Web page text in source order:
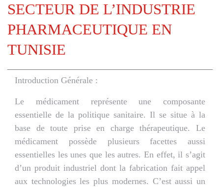
SECTEUR DE L’INDUSTRIE
PHARMACEUTIQUE EN
TUNISIE
Introduction Générale :
Le médicament représente une composante
essentielle de la politique sanitaire. Il se situe à la
base de toute prise en charge thérapeutique. Le
médicament possède plusieurs facettes aussi
essentielles les unes que les autres. En effet, il s’agit
d’un produit industriel dont la fabrication fait appel
aux technologies les plus modernes. C’est aussi un